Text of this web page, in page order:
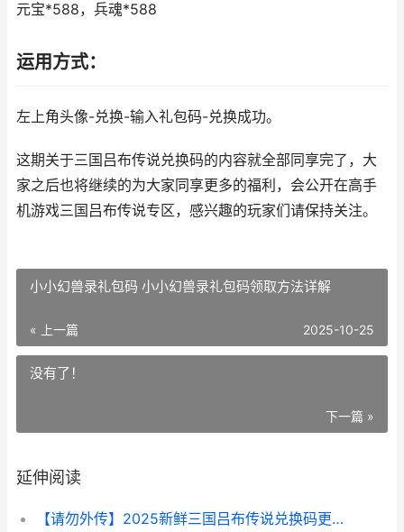
元宝*588，兵魂*588
运用方式：
左上角头像-兑换-输入礼包码-兑换成功。
这期关于三国吕布传说兑换码的内容就全部同享完了，大
家之后也将继续的为大家同享更多的福利，会公开在高手
机游戏三国吕布传说专区，感兴趣的玩家们请保持关注。
小小幻兽录礼包码 小小幻兽录礼包码领取方法详解
« 上一篇 2025-10-25
没有了！
下一篇 »
延伸阅读
【请勿外传】2025新鲜三国吕布传说兑换码更新 请勿外泄什么意思